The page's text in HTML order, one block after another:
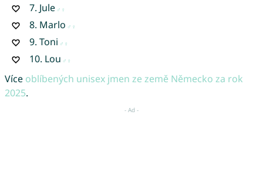
7. Jule
8. Marlo
9. Toni
10. Lou
Více oblíbených unisex jmen ze země Německo za rok
2025.